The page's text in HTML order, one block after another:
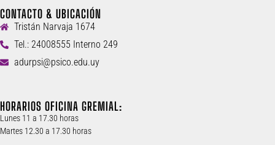
CONTACTO & UBICACIÓN
Tristán Narvaja 1674
Tel.: 24008555 Interno 249
adurpsi@psico.edu.uy
HORARIOS OFICINA GREMIAL:
Lunes 11 a 17.30 horas
Martes 12.30 a 17.30 horas